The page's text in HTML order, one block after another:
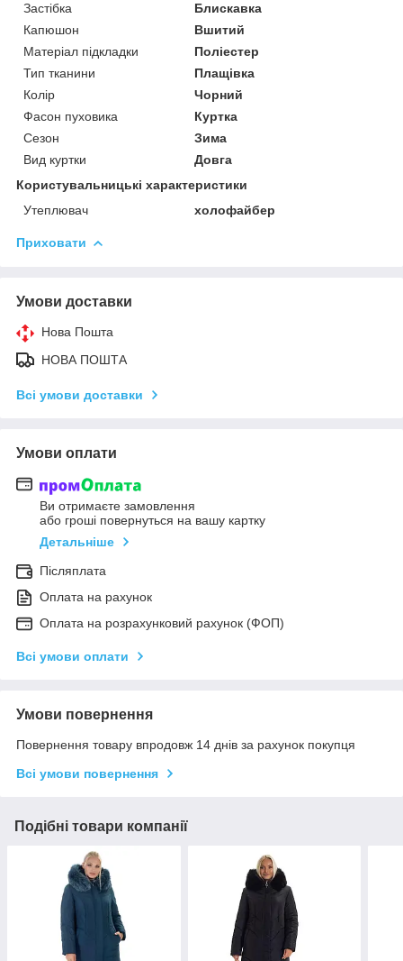
Застібка
Блискавка
Капюшон
Вшитий
Матеріал підкладки
Поліестер
Тип тканини
Плащівка
Колір
Чорний
Фасон пуховика
Куртка
Сезон
Зима
Вид куртки
Довга
Користувальницькі характеристики
Утеплювач
холофайбер
Приховати
Умови доставки
Нова Пошта
НОВА ПОШТА
Всі умови доставки
Умови оплати
Ви отримаєте замовлення
або гроші повернуться на вашу картку
Детальніше
Післяплата
Оплата на рахунок
Оплата на розрахунковий рахунок (ФОП)
Всі умови оплати
Умови повернення
Повернення товару впродовж 14 днів за рахунок покупця
Всі умови повернення
Подібні товари компанії